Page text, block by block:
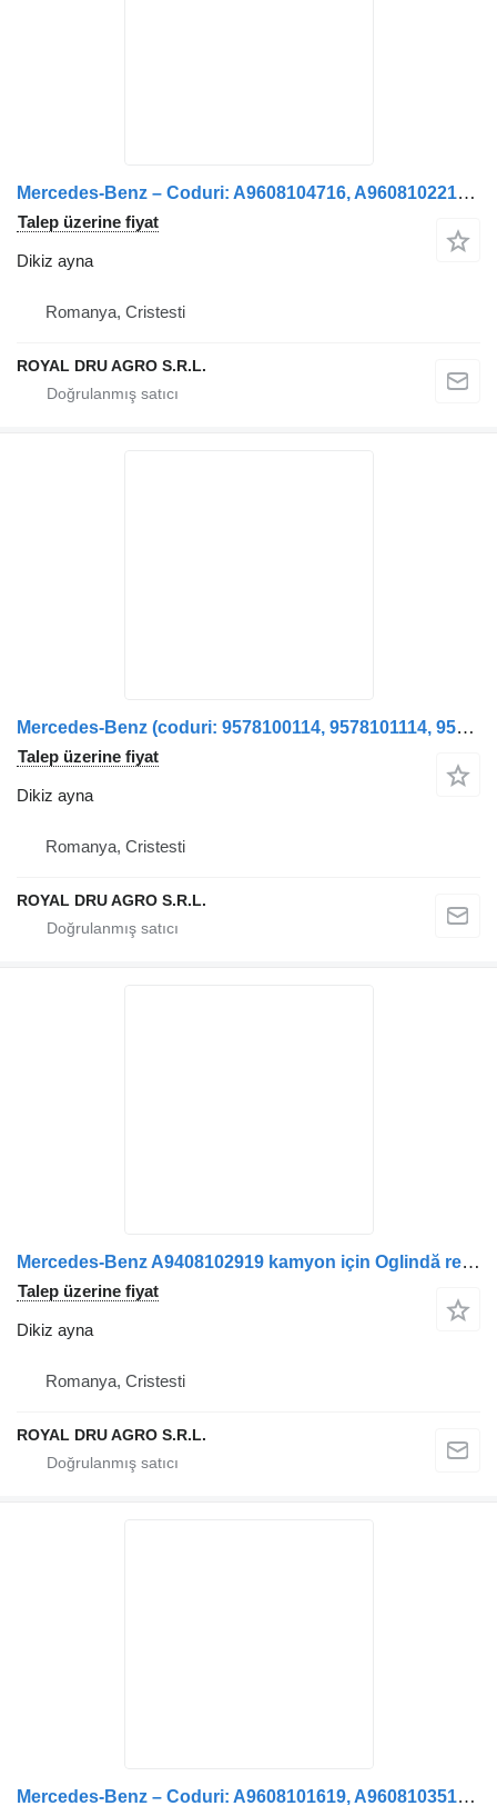
Mercedes-Benz – Coduri: A9608104716, A9608102219, A0018117814, A9608103616 kamyon için Oglindă Retrovizoare Dreapta dikiz ayna
Talep üzerine fiyat
Dikiz ayna
Romanya, Cristesti
ROYAL DRU AGRO S.R.L.
Mercedes-Benz (coduri: 9578100114, 9578101114, 9578101514, 0018109116, 0018109216, A9578100114, A9578101114, A9578101514, A0018109116, A0018109216) kamyon için Oglindă retrovizoare dreapta dikiz ayna
Talep üzerine fiyat
Dikiz ayna
Romanya, Cristesti
ROYAL DRU AGRO S.R.L.
Mercedes-Benz A9408102919 kamyon için Oglindă retrovizoare dreapta dikiz ayna
Talep üzerine fiyat
Dikiz ayna
Romanya, Cristesti
ROYAL DRU AGRO S.R.L.
Mercedes-Benz – Coduri: A9608101619, A9608103516, A0018117614 kamyon için Oglindă retrovizoare stânga pentru dikiz ayna